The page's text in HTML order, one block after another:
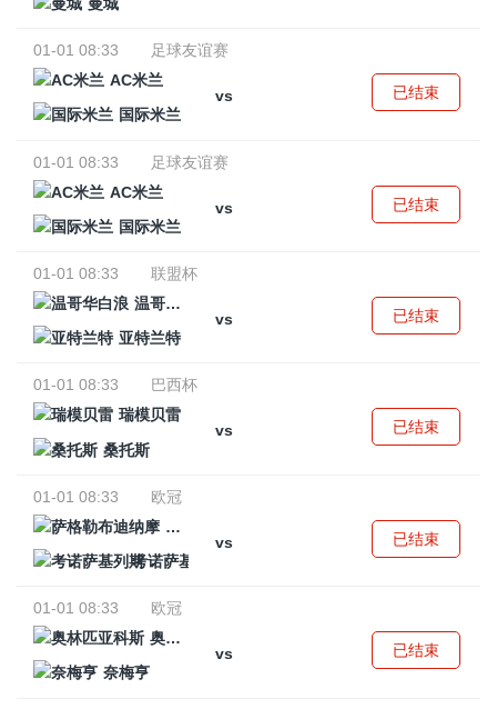
01-01 08:33
足球友谊赛
AC米兰
vs
国际米兰
已结束
01-01 08:33
足球友谊赛
AC米兰
vs
国际米兰
已结束
01-01 08:33
联盟杯
温哥华白浪
vs
亚特兰特
已结束
01-01 08:33
巴西杯
瑞模贝雷
vs
桑托斯
已结束
01-01 08:33
欧冠
萨格勒布迪纳摩
vs
考诺萨基列斯
已结束
01-01 08:33
欧冠
奥林匹亚科斯
vs
奈梅亨
已结束